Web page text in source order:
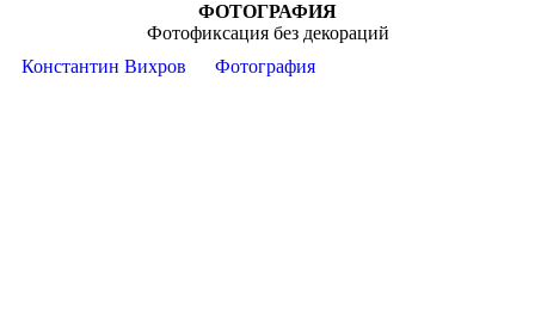
ФОТОГРАФИЯ
Фотофиксация без декораций
Константин Вихров
Фотография